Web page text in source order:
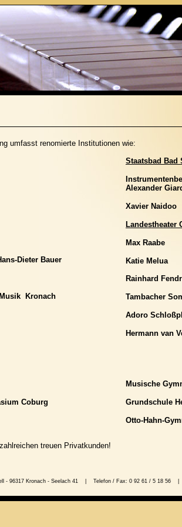
umfasst renomierte Institutionen wie:
Dieter Bauer
Kronach
Staatsbad Bad
Alexander
Xavier Naidoo
Landestheater
Max Raabe
Katie Melua
Rainhard
Tambacher
Adoro
Hermann van
Coburg
Musische
Grundschule
Otto-Hahn-
treuen Privatkunden!
- 96317 Kronach - Seelach 41 | Telefon / Fax: 0 92 61 / 5 18